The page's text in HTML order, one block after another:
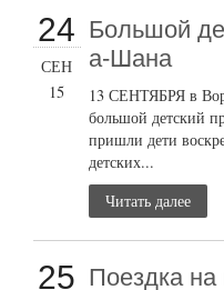
24
СЕН
15
Большой
а-Шана
13 СЕНТЯБРЯ в
большой детский
пришли дети
детских...
Читать далее
25 Поездка на